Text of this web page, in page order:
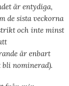
är entydiga,
de sista veckorna
och inte minst
är enbart
bli nominerad).